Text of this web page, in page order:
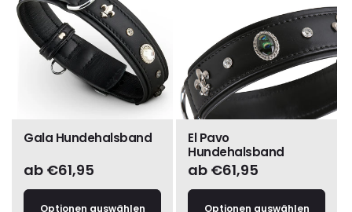
Gala Hundehalsband
Normaler
Preis
ab €61,95
Optionen auswählen
El Pavo
Hundehalsband
Normaler
Preis
ab €61,95
Optionen auswählen